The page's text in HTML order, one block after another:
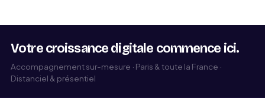
Votre croissance digitale commence ici.
Accompagnement sur-mesure · Paris & toute la France ·
Distanciel & présentiel